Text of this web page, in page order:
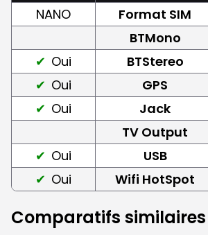
NANO Format SIM
BTMono
Oui
BTStereo
Oui
GPS
Oui
Jack
TV Output
Oui
USB
Oui
Wifi HotSpot
Comparatifs similaires